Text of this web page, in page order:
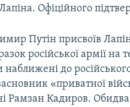
Офіційного
Путін присвоїв
російської армії на
до
«приватної
Рамзан Кадиров.